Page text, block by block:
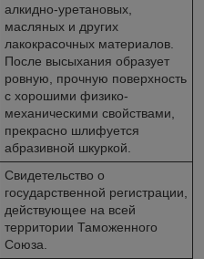
алкидно-уретановых,
масляных и других
лакокрасочных материалов.
После высыхания образует
ровную, прочную поверхность
с хорошими физико-
механическими свойствами,
прекрасно шлифуется
абразивной шкуркой.
Свидетельство о
государственной регистрации,
действующее на всей
территории Таможенного
Союза.